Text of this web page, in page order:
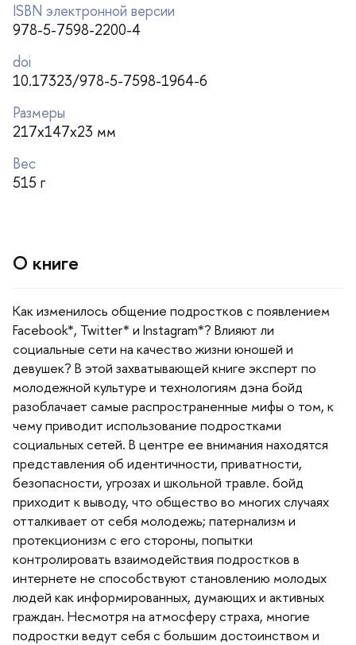
ISBN электронной версии
978-5-7598-2200-4
doi
10.17323/978-5-7598-1964-6
Размеры
217x147x23 мм
ес
515
О книге
Как изменилось общение подростков с появлением
Facebook*, Twitter* и Instagram*? Влияют ли
социальные сети на качество жизни юношей и
девушек? В этой захватывающей книге эксперт по
молодежной культуре и технологиям дэна бойд
разоблачает самые распространенные мифы о том, к
чему приводит использование подростками
социальных сетей. В центре ее внимания находятся
представления об идентичности, приватности,
езопасности, угрозах и школьной травле. бойд
приходит к выводу, что общество во многих случаях
отталкивает от себя молодежь; патернализм и
протекционизм с его стороны, попытки
контролировать взаимодействия подростко
интернете не способствуют становлению молодых
людей как информированных, думающих и активных
раждан. Несмотря на атмосферу страха, многие
подростки ведут себя с большим достоинством и